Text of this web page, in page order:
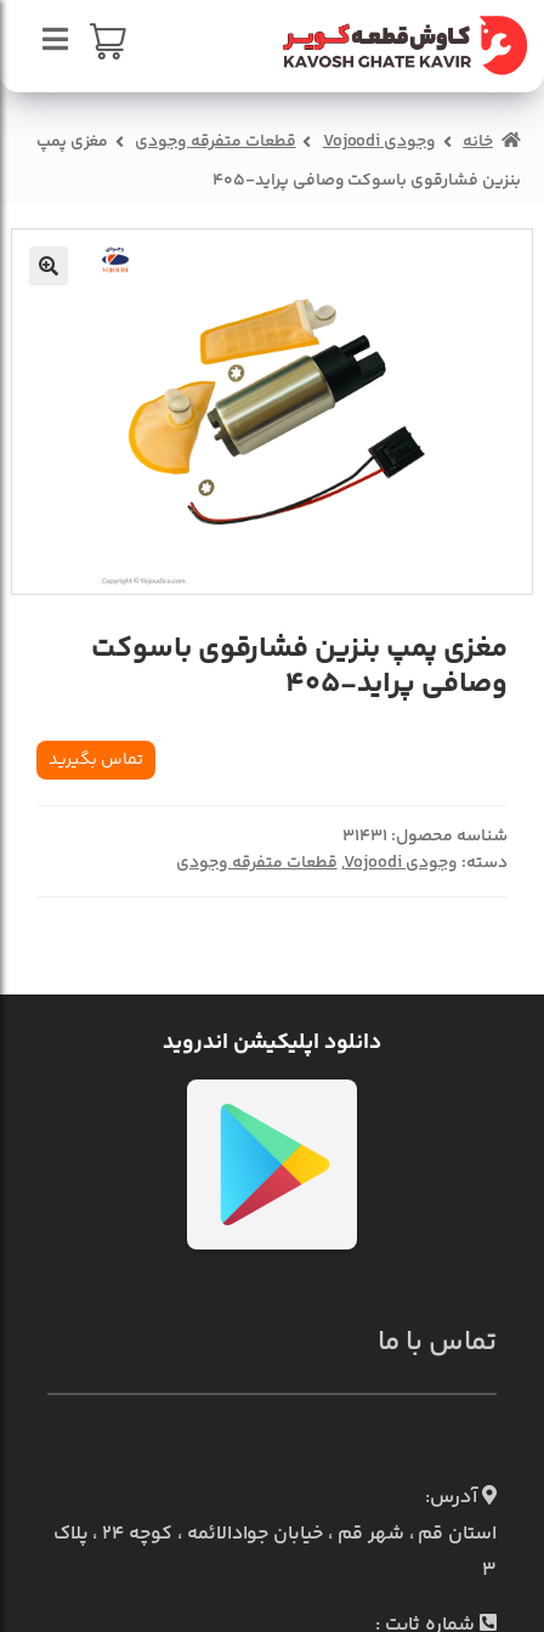
پرش
به
ناوبری
پرش
به
محتوا
صفحه اصلی
سبد خرید
درباره ما
خانه وجودی Vojoodi قطعات متفرقه وجودی
مغزی پمپ
بنزین فشارقوی باسوکت وصافی پراید-405
مغزی پمپ بنزین فشارقوی باسوکت
وصافی پراید-405
تماس بگیرید
شناسه محصول: 31431
دسته: وجودی Vojoodi ,قطعات متفرقه وجودی
دانلود اپلیکیشن اندروید
تماس با ما
آدرس:
استان قم ، شهر قم ، خیابان جوادالائمه ، کوچه ۲۴ ، پلاک
۳
شماره ثابت :